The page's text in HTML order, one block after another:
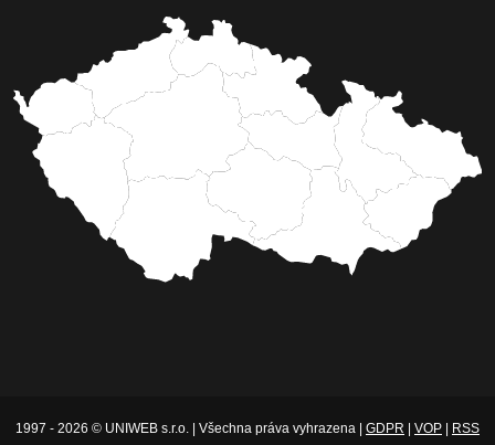
1997 - 2026 © UNIWEB s.r.o. | Všechna práva vyhrazena | GDPR VOP RSS